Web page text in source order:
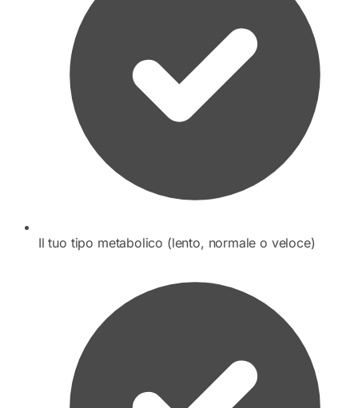
Il tuo tipo metabolico (lento, normale o veloce)